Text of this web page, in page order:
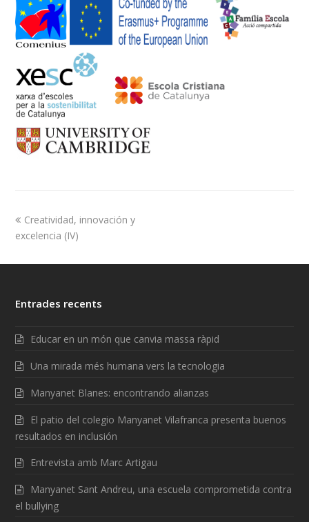
Creatividad, innovación y
excelencia (IV)
Entrades recents
Educar en un món que canvia massa ràpid
Una mirada més humana vers la tecnologia
Manyanet Blanes: encontrando alianzas
El patio del colegio Manyanet Vilafranca presenta buenos
resultados en inclusión
Entrevista amb Marc Artigau
Manyanet Sant Andreu, una escuela comprometida contra
el bullying